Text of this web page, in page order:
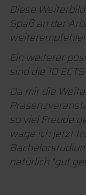
Diese
Spaß an der
Ein weiterer
sind die 10
Da mir die
so viel Freude
wage ich jetzt
natürlich "gut